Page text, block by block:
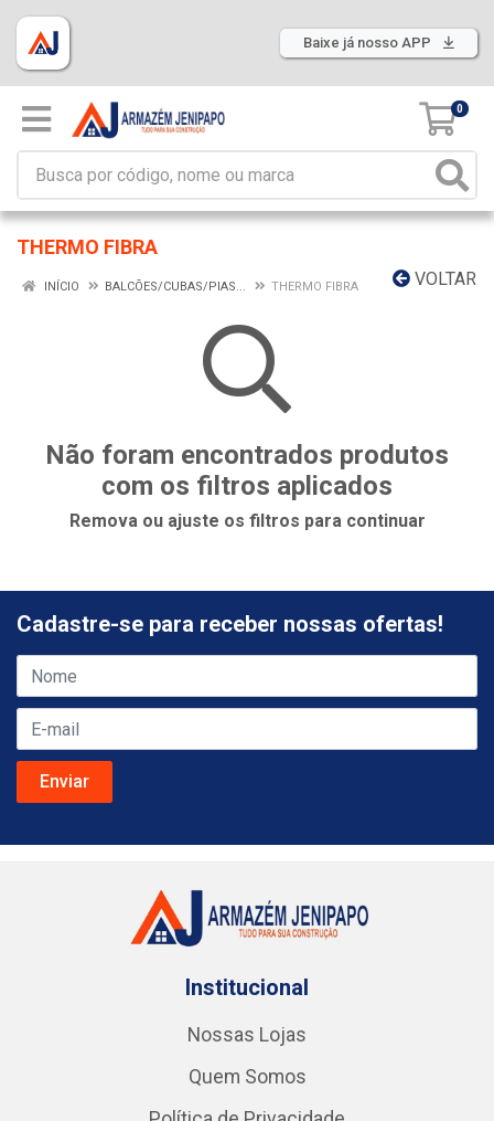
Baixe já nosso APP
0
THERMO FIBRA
VOLTAR
INÍCIO BALCÕES/CUBAS/PIAS... THERMO FIBRA
Não foram encontrados produtos
com os filtros aplicados
Remova ou ajuste os filtros para continuar
Cadastre-se para receber nossas ofertas!
Institucional
Nossas Lojas
Quem Somos